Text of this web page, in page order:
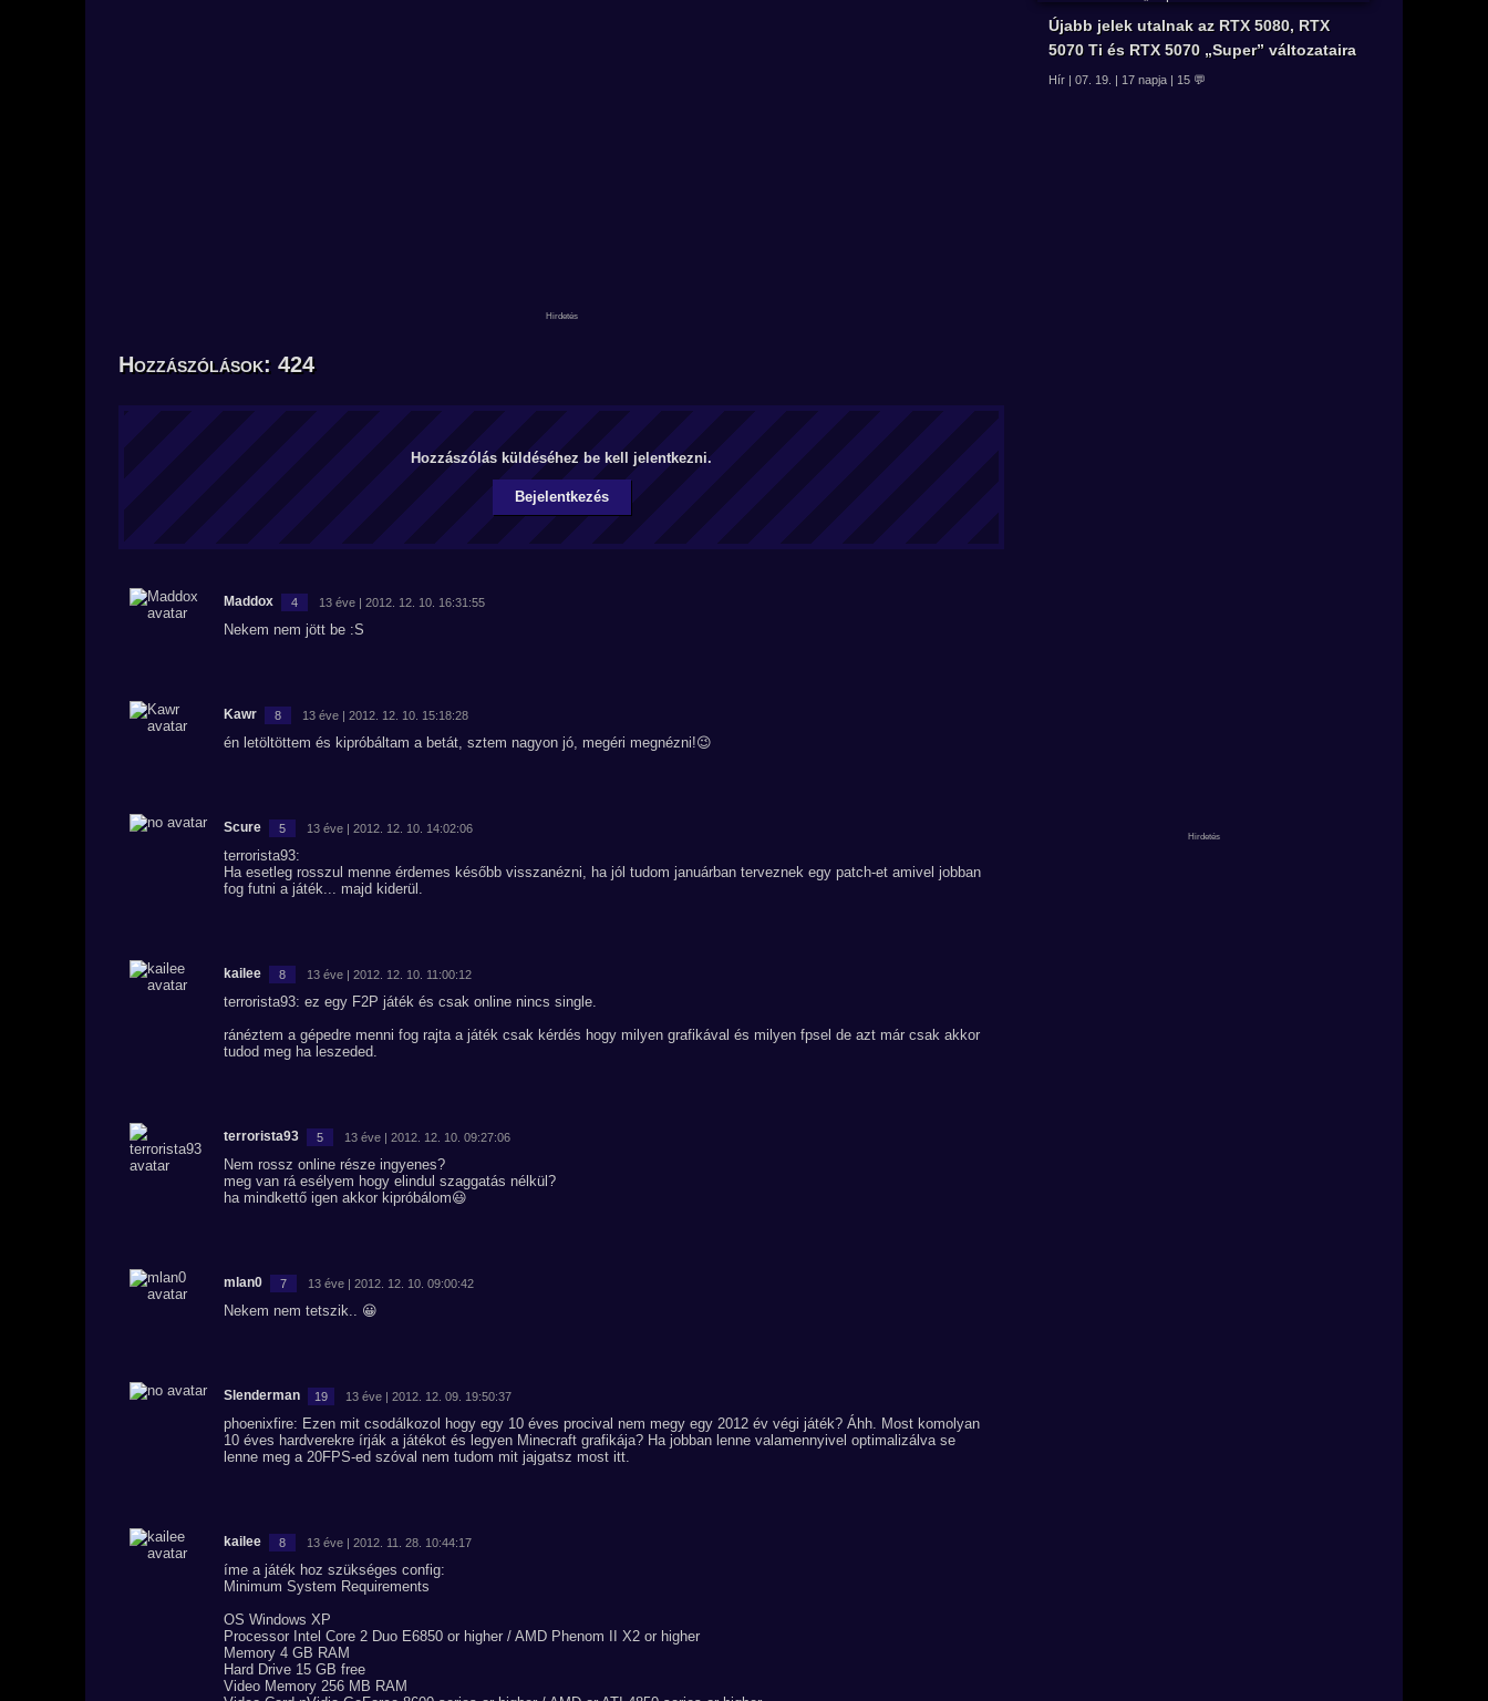
Hozzászólások: 424
Hozzászólás küldéséhez be kell jelentkezni.
Bejelentkezés
Maddox 4 13 éve | 2012. 12. 10. 16:31:55
Nekem nem jött be :S
Kawr 8 13 éve | 2012. 12. 10. 15:18:28
én letöltöttem és kipróbáltam a betát, sztem nagyon jó, megéri megnézni!😉
Scure 5 13 éve | 2012. 12. 10. 14:02:06
terrorista93:
Ha esetleg rosszul menne érdemes később visszanézni, ha jól tudom januárban terveznek egy patch-et amivel jobban
fog futni a játék... majd kiderül.
kailee 8 13 éve | 2012. 12. 10. 11:00:12
terrorista93: ez egy F2P játék és csak online nincs single.
ránéztem a gépedre menni fog rajta a játék csak kérdés hogy milyen grafikával és milyen fpsel de azt már csak akkor
tudod meg ha leszeded.
terrorista93 5 13 éve | 2012. 12. 10. 09:27:06
Nem rossz online része ingyenes?
meg van rá esélyem hogy elindul szaggatás nélkül?
ha mindkettő igen akkor kipróbálom😃
mlan0 7 13 éve | 2012. 12. 10. 09:00:42
Nekem nem tetszik.. 😀
Slenderman 19 13 éve | 2012. 12. 09. 19:50:37
phoenixfire: Ezen mit csodálkozol hogy egy 10 éves procival nem megy egy 2012 év végi játék? Áhh. Most komolyan
10 éves hardverekre írják a játékot és legyen Minecraft grafikája? Ha jobban lenne valamennyivel optimalizálva se
lenne meg a 20FPS-ed szóval nem tudom mit jajgatsz most itt.
kailee 8 13 éve | 2012. 11. 28. 10:44:17
íme a játék hoz szükséges config:
Minimum System Requirements
OS Windows XP
Processor Intel Core 2 Duo E6850 or higher / AMD Phenom II X2 or higher
Memory 4 GB RAM
Hard Drive 15 GB free
Video Memory 256 MB RAM
Újabb jelek utalnak az RTX 5080, RTX
5070 Ti és RTX 5070 „Super” változataira
Hír | 07. 19. | 17 napja | 15 💬